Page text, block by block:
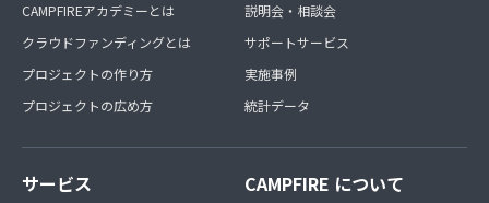
CAMPFIREアカデミーとは
クラウドファンディングとは
プロジェクトの作り方
プロジェクトの広め方
説明会・相談会
サポートサービス
実施事例
統計データ
サービス CAMPFIRE について